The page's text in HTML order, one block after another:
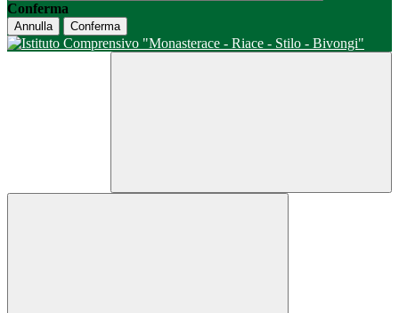
Conferma
Annulla Conferma